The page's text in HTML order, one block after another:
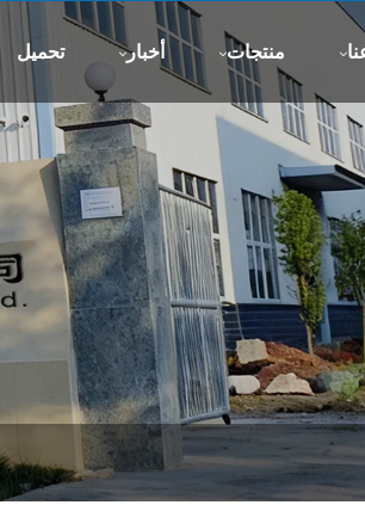
منتجات أخبار تحميل